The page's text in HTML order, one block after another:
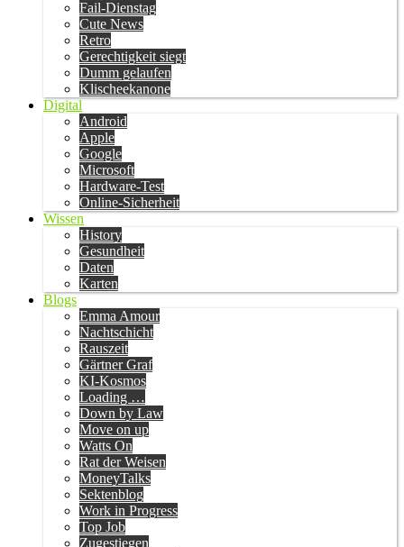
Fail-Dienstag
Cute News
Retro
Gerechtigkeit siegt
Dumm gelaufen
Klischeekanone
Digital
Android
Apple
Google
Microsoft
Hardware-Test
Online-Sicherheit
Wissen
History
Gesundheit
Daten
Karten
Blogs
Emma Amour
Nachtschicht
Rauszeit
Gärtner Graf
KI-Kosmos
Loading …
Down by Law
Move on up
Watts On
Rat der Weisen
MoneyTalks
Sektenblog
Work in Progress
Top Job
Zugestiegen